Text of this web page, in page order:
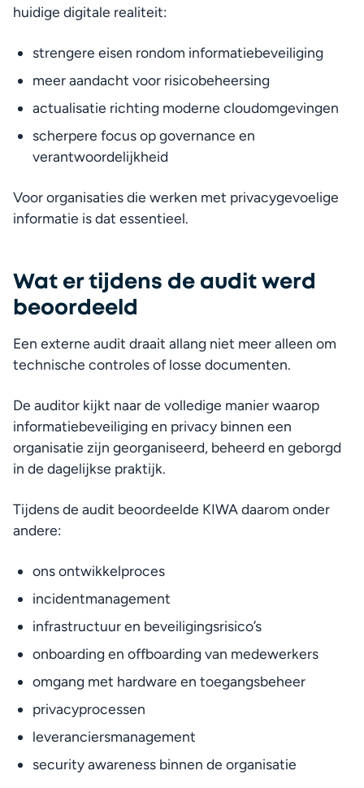
huidige digitale realiteit:
strengere eisen rondom informatiebeveiliging
meer aandacht voor risicobeheersing
actualisatie richting moderne cloudomgevingen
scherpere focus op governance en
verantwoordelijkheid
Voor organisaties die werken met privacygevoelige
informatie is dat essentieel.
Wat er tijdens de audit werd
beoordeeld
Een externe audit draait allang niet meer alleen om
technische controles of losse documenten.
De auditor kijkt naar de volledige manier waarop
informatiebeveiliging en privacy binnen een
organisatie zijn georganiseerd, beheerd en geborgd
in de dagelijkse praktijk.
Tijdens de audit beoordeelde KIWA daarom onder
andere:
ons ontwikkelproces
incidentmanagement
infrastructuur en beveiligingsrisico’s
onboarding en offboarding van medewerkers
omgang met hardware en toegangsbeheer
privacyprocessen
leveranciersmanagement
security awareness binnen de organisatie